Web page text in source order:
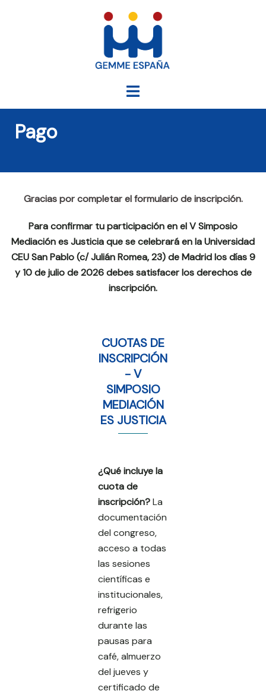
Alternar
Pago
Gracias por completar el formulario de inscripción.
Para confirmar tu participación en el V Simposio
Mediación es Justicia que se celebrará en la Universidad
CEU San Pablo (c/ Julián Romea, 23) de Madrid los días 9
y 10 de julio de 2026 debes satisfacer los derechos de
inscripción.
CUOTAS DE
INSCRIPCIÓN
- V
SIMPOSIO
MEDIACIÓN
ES JUSTICIA
¿Qué incluye la
cuota de
inscripción?La
documentación
del congreso,
acceso a todas
las sesiones
científicas e
institucionales,
refrigerio
durante las
pausas para
café, almuerzo
del jueves y
certificado de